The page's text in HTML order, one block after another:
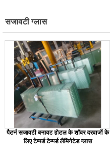
सजावटी ग्लास
पैटर्न सजावटी बनावट होटल के शॉवर दरवाजों के
लिए टेम्पर्ड टेम्पर्ड लैमिनेटेड ग्लास